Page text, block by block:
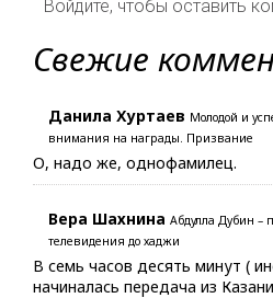
Войдите, чтобы оставить
Свежие
Данила Хуртаев Молодой и
внимания на награды. Призвание
О, надо же, однофамилец.
Вера Шахнина Абдулла Дубин –
телевидения до хаджи
В семь часов десять минут (
начиналась передача из